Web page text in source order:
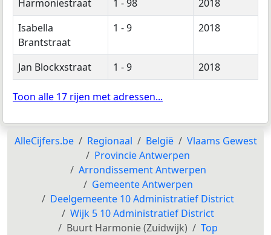
Harmoniestraat
1 - 98
2018
Isabella
Brantstraat
1 - 9 2018
Jan Blockxstraat 1 - 9 2018
Toon alle 17 rijen met adressen...
AlleCijfers.be Regionaal België
Vlaams Gewest
Provincie Antwerpen
Arrondissement Antwerpen
Gemeente Antwerpen
Deelgemeente 10 Administratief District
Wijk 5 10 Administratief District
Buurt Harmonie (Zuidwijk)
Top